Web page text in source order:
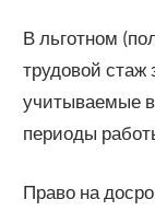
В льготном
трудовой
учитываемые в
периоды
Право на